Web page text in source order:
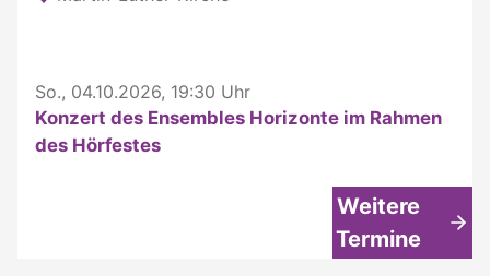
So., 04.10.2026, 19:30 Uhr
Konzert des Ensembles Horizonte im Rahmen
des Hörfestes
Weitere
Termine